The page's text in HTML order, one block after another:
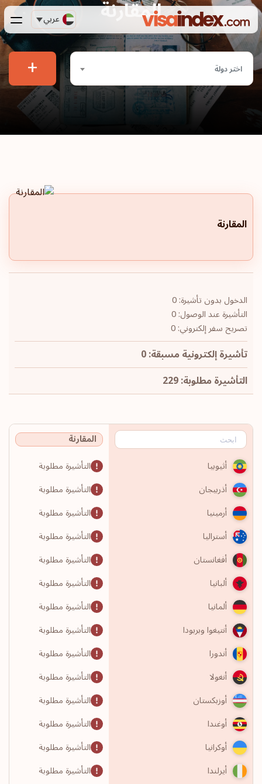
عربي المقارنة
اختر دولة +
المقارنة
الدخول بدون تأشيرة: 0
التأشيرة عند الوصول: 0
تصريح سفر إلكتروني: 0
تأشيرة إلكترونية مسبقة: 0
التأشيرة مطلوبة: 229
المقارنة
أثيوبيا
التأشيرة مطلوبة
أذربيجان
التأشيرة مطلوبة
أرمينيا
التأشيرة مطلوبة
أستراليا
التأشيرة مطلوبة
أفغانستان
التأشيرة مطلوبة
ألبانيا
التأشيرة مطلوبة
ألمانيا
التأشيرة مطلوبة
أنتيغوا وبربودا
التأشيرة مطلوبة
أندورا
التأشيرة مطلوبة
أنغولا
التأشيرة مطلوبة
أوزبكستان
التأشيرة مطلوبة
أوغندا
التأشيرة مطلوبة
أوكرانيا
التأشيرة مطلوبة
أيرلندا
التأشيرة مطلوبة